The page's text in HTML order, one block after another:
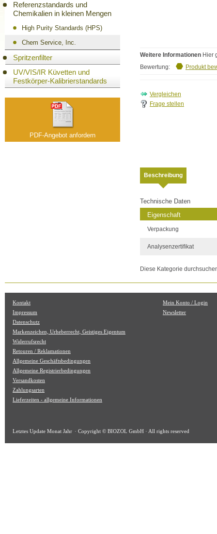
Referenzstandards und
Chemikalien in kleinen Mengen
High Purity Standards (HPS)
Chem Service, Inc.
Spritzenfilter
UV/VIS/IR Küvetten und
Festkörper-Kalibrierstandards
PDF-Angebot anfordern
Weitere Informationen Hier
Bewertung:
Produkt
Frage stellen
Beschreibung
Technische Daten
Eigenschaft
Verpackung
Analysenzertifikat
Diese Kategorie
Kontakt
Impressum
Datenschutz
Markenzeichen, Urheberrecht, Geistiges Eigentum
Widerrufsrecht
Retouren / Reklamationen
Allgemeine Geschäftsbedingungen
Allgemeine Registrierbedingungen
Versandkosten
Zahlungsarten
Lieferzeiten - allgemeine Informationen
Mein Konto / Login
Newsletter
Letztes Update Monat Jahr · Copyright © BIOZOL GmbH · All rights reserved